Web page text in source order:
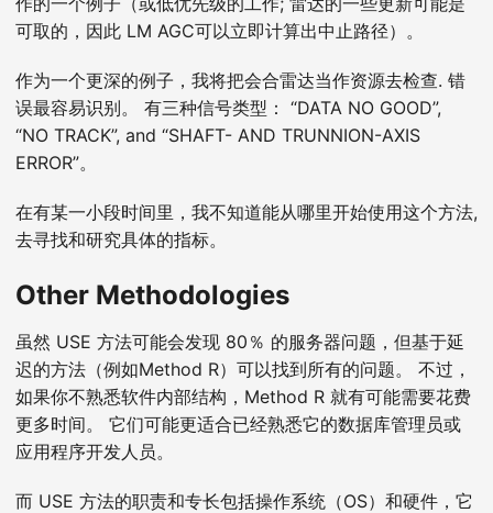
可取的，因此 LM AGC可以立即计算出中止路径）。
作为一个更深的例子，我将把会合雷达当作资源去检查. 错
误最容易识别。 有三种信号类型： “DATA NO GOOD”,
“NO TRACK”, and “SHAFT- AND TRUNNION-AXIS
ERROR”。
在有某一小段时间里，我不知道能从哪里开始使用这个方法,
去寻找和研究具体的指标。
Other Methodologies
虽然 USE 方法可能会发现 80％ 的服务器问题，但基于延
迟的方法（例如Method R）可以找到所有的问题。 不过，
如果你不熟悉软件内部结构，Method R 就有可能需要花费
更多时间。 它们可能更适合已经熟悉它的数据库管理员或
应用程序开发人员。
而 USE 方法的职责和专长包括操作系统（OS）和硬件，它